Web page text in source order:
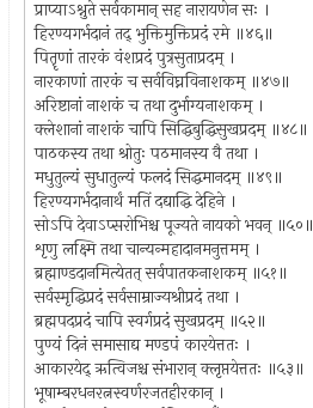
प्राप्याऽश्नुते सर्वकामान् सह नारायणेन सः ।
हिरण्यगर्भदानं तद् भुक्तिमुक्तिप्रदं रमे ॥४६॥
पितॄणां तारकं वंशप्रदं पुत्रसुताप्रदम् ।
नारकाणां तारकं च सर्वविघ्नविनाशकम् ॥४७॥
अरिष्टानां नाशकं च तथा दुर्भाग्यनाशकम् ।
क्लेशानां नाशकं चापि सिद्धिबुद्धिसुखप्रदम् ॥४८॥
पाठकस्य तथा श्रोतुः पठमानस्य वै तथा ।
मधुतुल्यं सुधातुल्यं फलदं सिद्धमानदम् ॥४९॥
हिरण्यगर्भदानार्थं मतिं दद्याद्धि देहिने ।
सोऽपि देवाऽप्सरोभिश्च पूज्यते नायको भवन् ॥५०॥
शृणु लक्ष्मि तथा चान्यन्महादानमनुत्तमम् ।
ब्रह्माण्डदानमित्येतत् सर्वपातकनाशकम् ॥५१॥
सर्वस्मृद्धिप्रदं सर्वसाम्राज्यश्रीप्रदं तथा ।
ब्रह्मपदप्रदं चापि स्वर्गप्रदं सुखप्रदम् ॥५२॥
पुण्यं दिनं समासाद्य मण्डपं कारयेत्ततः ।
आकारयेद् ऋत्विजश्च संभारान् क्लृप्तयेत्ततः ॥५३॥
भूषाम्बरधनरत्नस्वर्णरजतहीरकान् ।